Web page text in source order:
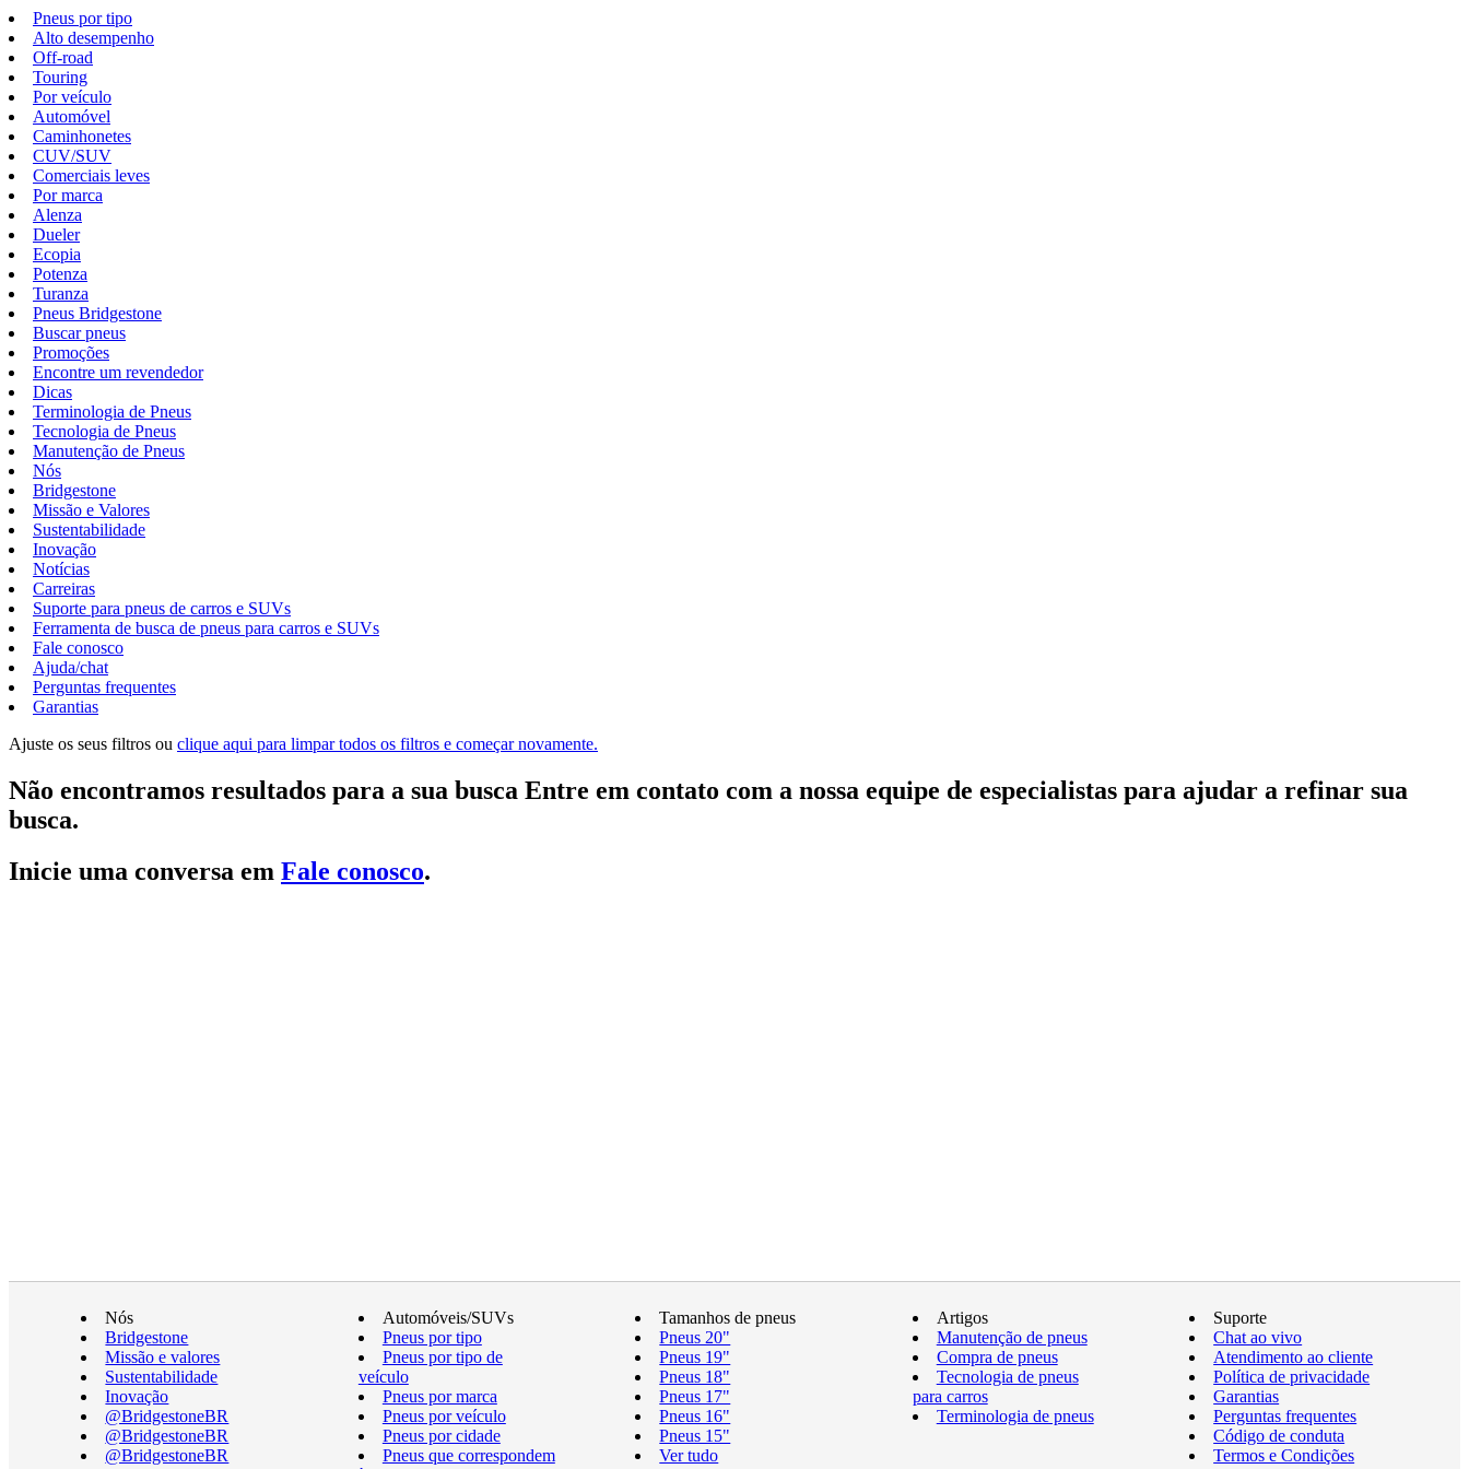
Pneus por tipo
Alto desempenho
Off-road
Touring
Por veículo
Automóvel
Caminhonetes
CUV/SUV
Comerciais leves
Por marca
Alenza
Dueler
Ecopia
Potenza
Turanza
Pneus Bridgestone
Buscar pneus
Promoções
Encontre um revendedor
Dicas
Terminologia de Pneus
Tecnologia de Pneus
Manutenção de Pneus
Nós
Bridgestone
Missão e Valores
Sustentabilidade
Inovação
Notícias
Carreiras
Suporte para pneus de carros e SUVs
Ferramenta de busca de pneus para carros e SUVs
Fale conosco
Ajuda/chat
Perguntas frequentes
Garantias
Ajuste os seus filtros ou clique aqui para limpar todos os filtros e começar novamente.
Não encontramos resultados para a sua busca Entre em contato com a nossa equipe de especialistas para ajudar a refinar sua
busca.
Inicie uma conversa em Fale conosco.
Nós
Bridgestone
Missão e valores
Sustentabilidade
Inovação
@BridgestoneBR
@BridgestoneBR
@BridgestoneBR
Automóveis/SUVs
Pneus por tipo
Pneus por tipo de
veículo
Pneus por marca
Pneus por veículo
Pneus por cidade
Pneus que correspondem
Tamanhos de pneus
Pneus 20"
Pneus 19"
Pneus 18"
Pneus 17"
Pneus 16"
Pneus 15"
Ver tudo
Artigos
Manutenção de pneus
Compra de pneus
Tecnologia de pneus
para carros
Terminologia de pneus
Suporte
Chat ao vivo
Atendimento ao cliente
Política de privacidade
Garantias
Perguntas frequentes
Código de conduta
Termos e Condições